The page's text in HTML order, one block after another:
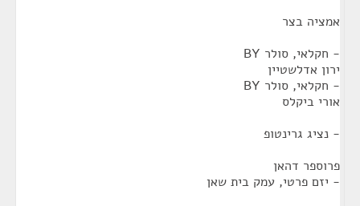
אמציה בצר
- חקלאי, סולר BY
ירון אדלשטיין
- חקלאי, סולר BY
אורי ביקלס
- נציג גרינטופ
פרוספר דהאן
- יזם פרטי, עמק בית שאן